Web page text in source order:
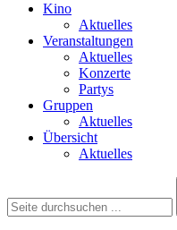
Kino
Aktuelles
Veranstaltungen
Aktuelles
Konzerte
Partys
Gruppen
Aktuelles
Übersicht
Aktuelles